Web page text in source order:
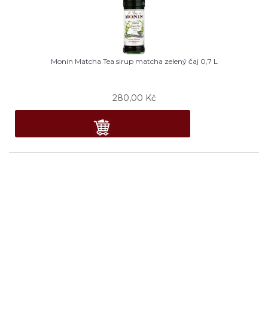
Monin Matcha Tea sirup matcha zelený čaj 0,7 L
280,00 Kč